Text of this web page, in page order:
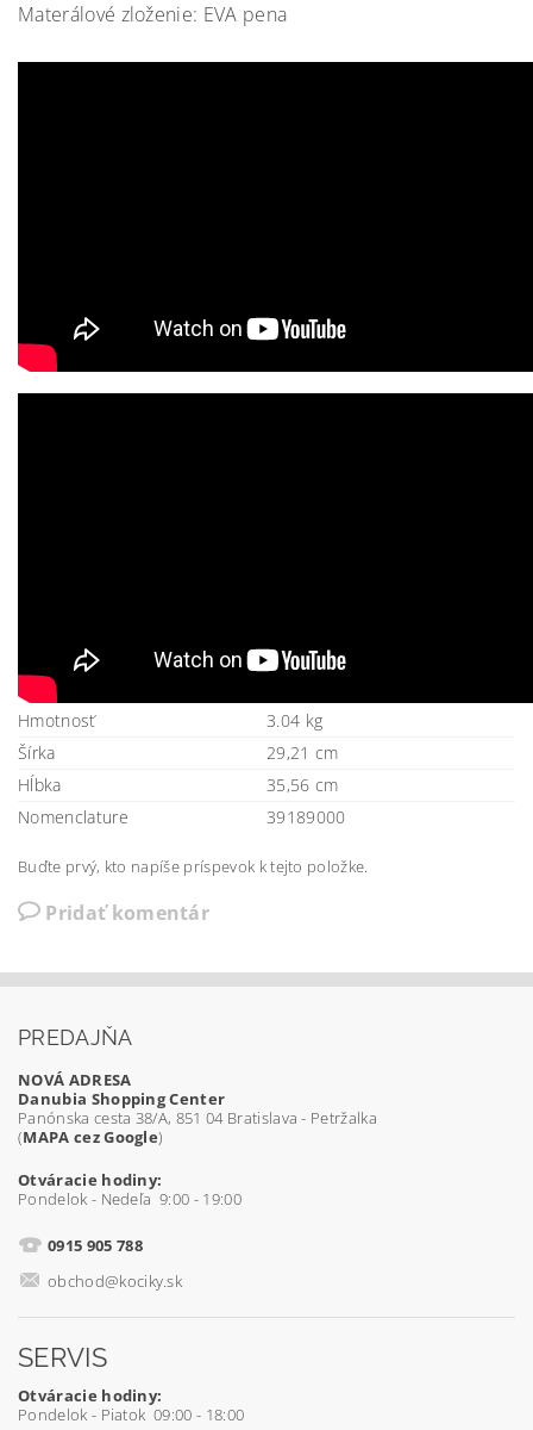
Materálové zloženie: EVA pena
Hmotnosť
3.04 kg
Šírka
29,21 cm
Hĺbka
35,56 cm
Nomenclature
39189000
Buďte prvý, kto napíše príspevok k tejto položke.
Pridať komentár
PREDAJŇA
NOVÁ ADRESA
Danubia Shopping Center
Panónska cesta 38/A, 851 04 Bratislava - Petržalka
(MAPA cez Google)
Otváracie hodiny:
Pondelok - Nedeľa 9:00 - 19:00
0915 905 788
obchod@kociky.sk
SERVIS
Otváracie hodiny:
Pondelok - Piatok 09:00 - 18:00